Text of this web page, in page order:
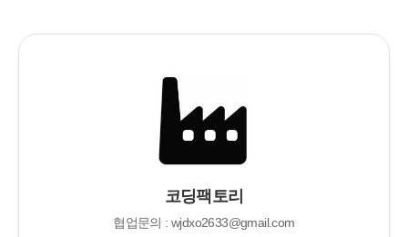
코딩팩토리
협업문의 : wjdxo2633@gmail.com
클릭해주셔서 설치 링크로 들어갑니다. 3. 여기까지 들어